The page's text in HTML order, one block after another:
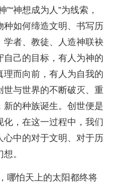
神想成为人”为线索，
如何缔造文明、书写历
学者、教徒、人造神联袂
己的目标，有人为神的
而向前，有人为自我的
与世界的不断破灭、重
新的种族诞生。创世便是
，在这一过程中，我们
中的对于文明、对于历
。
哪怕天上的太阳都终将